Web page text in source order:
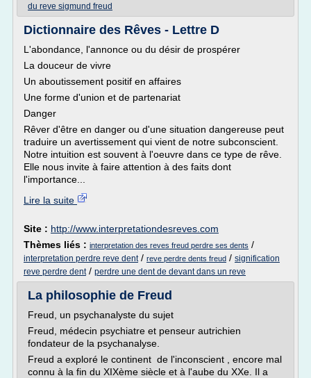
du reve sigmund freud
Dictionnaire des Rêves - Lettre D
L'abondance, l'annonce ou du désir de prospérer
La douceur de vivre
Un aboutissement positif en affaires
Une forme d'union et de partenariat
Danger
Rêver d'être en danger ou d'une situation dangereuse peut
traduire un avertissement qui vient de notre subconscient.
Notre intuition est souvent à l'oeuvre dans ce type de rêve.
Elle nous invite à faire attention à des faits dont
l'importance...
Lire la suite
Site : http://www.interpretationdesreves.com
Thèmes liés : interpretation des reves freud perdre ses dents /
interpretation perdre reve dent/ reve perdre dents freud / signification
reve perdre dent/ perdre une dent de devant dans un reve
La philosophie de Freud
Freud, un psychanalyste du sujet
Freud, médecin psychiatre et penseur autrichien
fondateur de la psychanalyse.
Freud a exploré le continent de l'inconscient , encore mal
connu à la fin du XIXème siècle et à l'aube du XXe. Il a